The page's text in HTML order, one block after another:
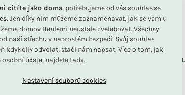
cítíte jako doma, potřebujeme od vás souhlas se
. Jen díky nim můžeme zaznamenávat, jak se vám u
domov Benlemi neustále zvelebovat. Všechny
naší střechu v naprostém bezpečí. Svůj souhlas
kdykoliv odvolat, stačí nám napsat. Více o tom, jak
osobní údaje, najdetetady.
na nastavení vašeho monitoru.
mezinárodní normu OEKO-TEX® Standard 100.
Související produkty